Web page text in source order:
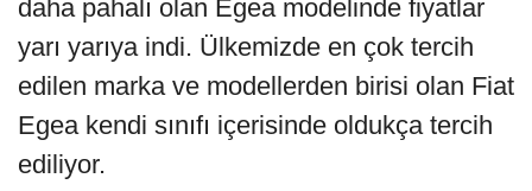
daha pahalı olan Egea modelinde fiyatlar
yarı yarıya indi. Ülkemizde en çok tercih
edilen marka ve modellerden birisi olan Fiat
Egea kendi sınıfı içerisinde oldukça tercih
ediliyor.